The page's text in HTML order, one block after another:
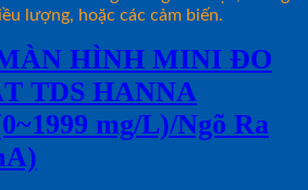
lượng, hoặc các cảm biến.
HÌNH MINI ĐO
TDS HANNA
mg/L)/Ngõ Ra